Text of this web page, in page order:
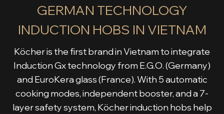
GERMAN TECHNOLOGY
INDUCTION HOBS IN VIETNAM
Köcher is the first brand in Vietnam to integrate
Induction Gx technology from E.G.O. (Germany)
and EuroKera glass (France). With 5 automatic
cooking modes, independent booster, and a 7-
layer safety system, Köcher induction hobs help